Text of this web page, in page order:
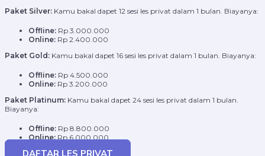
Paket Silver: Kamu bakal dapet 12 sesi les privat dalam 1 bulan. Biayanya:
Offline: Rp 3.000.000
Online: Rp 2.400.000
Paket Gold: Kamu bakal dapet 16 sesi les privat dalam 1 bulan. Biayanya:
Offline: Rp 4.500.000
Online: Rp 3.200.000
Paket Platinum: Kamu bakal dapet 24 sesi les privat dalam 1 bulan.
Biayanya:
Offline: Rp 8.800.000
Online:Rp 6.000.000
DAFTAR LES PRIVAT